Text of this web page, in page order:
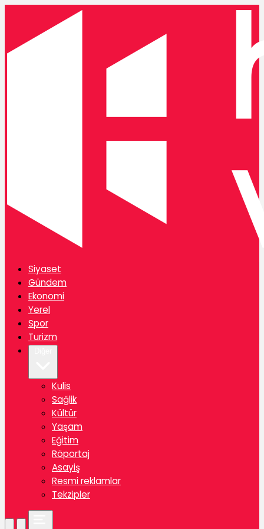
Siyaset
Gündem
Ekonomi
Yerel
Spor
Turizm
Kulis
Sağlik
Kültür
Yaşam
Eğitim
Röportaj
Asayiş
Resmi reklamlar
Tekzipler